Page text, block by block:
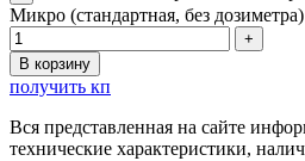
Микро (стандартная, без
В корзину
получить кп
Вся представленная на сайте
технические характеристики,